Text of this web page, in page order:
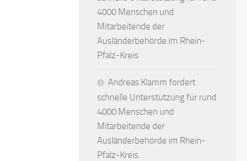
4000 Menschen und
Mitarbeitende der
Ausländerbehörde im Rhein-
Pfalz-Kreis
Andreas Klamm fordert
schnelle Unterstützung für rund
4000 Menschen und
Mitarbeitende der
Ausländerbehörde im Rhein-
Pfalz-Kreis